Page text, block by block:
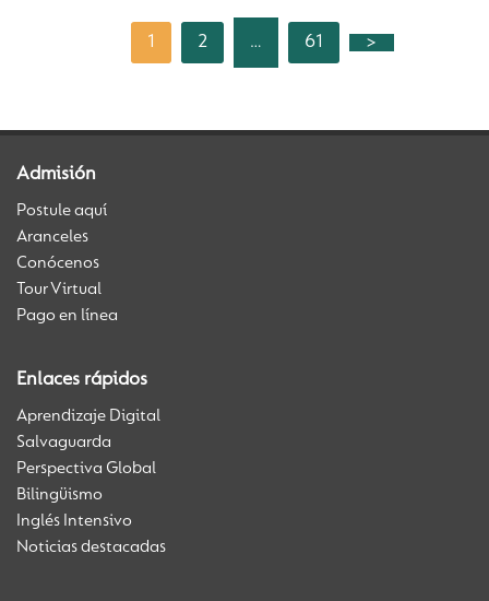
1 2 … 61 >
Admisión
Postule aquí
Aranceles
Conócenos
Tour Virtual
Pago en línea
Enlaces rápidos
Aprendizaje Digital
Salvaguarda
Perspectiva Global
Bilingüismo
Inglés Intensivo
Noticias destacadas